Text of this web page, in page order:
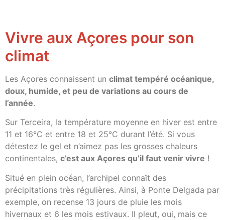
Vivre aux Açores pour son
climat
Les Açores connaissent un climat tempéré océanique,
doux, humide, et peu de variations au cours de
l’année.
Sur Terceira, la température moyenne en hiver est entre
11 et 16°C et entre 18 et 25°C durant l’été. Si vous
détestez le gel et n’aimez pas les grosses chaleurs
continentales, c’est aux Açores qu’il faut venir vivre !
Situé en plein océan, l’archipel connaît des
précipitations très régulières. Ainsi, à Ponte Delgada par
exemple, on recense 13 jours de pluie les mois
hivernaux et 6 les mois estivaux. Il pleut, oui, mais ce